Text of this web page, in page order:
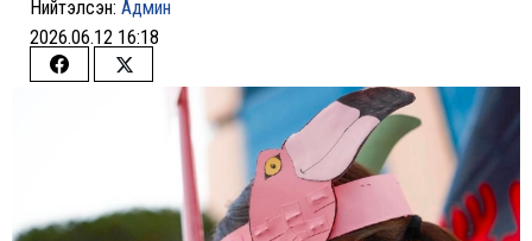
Нийтэлсэн: Админ
2026.06.12 16:18
Share
Share